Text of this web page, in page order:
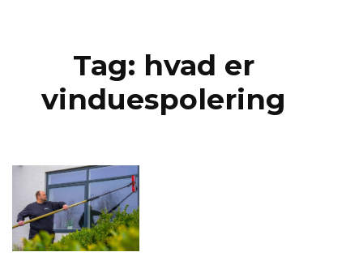
Tag: hvad er
vinduespolering